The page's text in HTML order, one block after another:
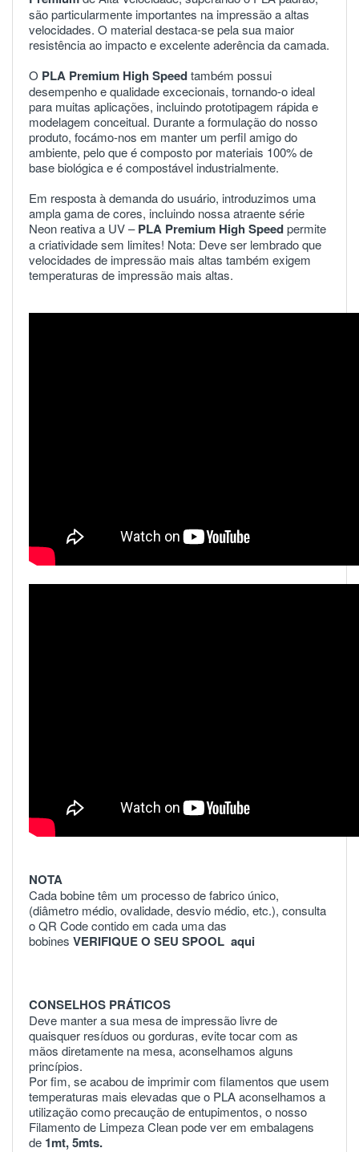
sãoparticularmente importantes na impressãoaaltas
velocidades. O materialdestaca-sepelasua maior
resistênciaao impactoeexcelenteaderênciadacamada.
O PLA Premium High Speedtambém possui
desempenhoequalidadeexcecionais, tornando-o ideal
para muitas aplicações, incluindoprototipagem rápidae
modelagem conceitual. Duranteaformulaçãodo nosso
produto, focámo-nos em manter um perfilamigodo
ambiente, peloqueécompostopor materiais 100%de
basebiológicaeécompostável industrialmente.
Em respostaàdemandado usuário, introduzimos uma
amplagamadecores, incluindo nossaatraentesérie
Neon reativaa UV– PLA Premium High Speedpermite
acriatividadesem limites! Nota: Deveser lembradoque
velocidades de impressão mais altas também exigem
temperaturas de impressão mais altas.
NOTA
Cada bobine têm um processo de fabrico único,
(diâmetro médio, ovalidade, desvio médio, etc.), consulta
o QR Code contido em cada uma das
bobines VERIFIQUE O SEU SPOOL aqui
CONSELHOS PRÁTICOS
Deve manter a sua mesa de impressão livre de
quaisquer resíduos ou gorduras, evite tocar com as
mãos diretamente na mesa, aconselhamos alguns
princípios.
Por fim, se acabou de imprimir com filamentos que usem
temperaturas mais elevadas que o PLA aconselhamos a
utilização como precaução de entupimentos, o nosso
Filamento de Limpeza Clean pode ver em embalagens
de 1mt,5mts.